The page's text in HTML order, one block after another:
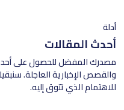
أدلة
أحدث المقالات
مصدرك المفضل للحصول على أحدث
والقصص الإخبارية العاجلة.
للاهتمام الذي تتوق إليه.